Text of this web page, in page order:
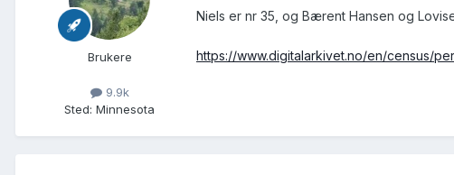
Brukere
9.9k
Sted: Minnesota
Niels er nr 35, og Bærent Hansen og
https://www.digitalarkivet.no/en/census/